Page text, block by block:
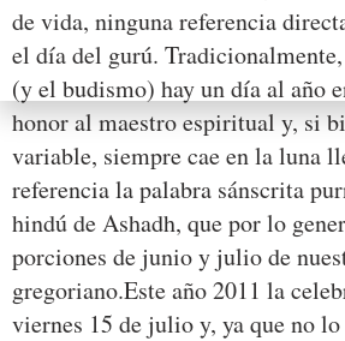
de vida, ninguna referencia
el día del gurú.
(y el budismo) hay un día al año
honor al maestro espiritual y, si
variable, siempre cae en la luna
referencia la palabra sánscrita
hindú de Ashadh, que por lo
porciones de junio y julio de
gregoriano.Este año 2011 la
viernes 15 de julio y, ya que no